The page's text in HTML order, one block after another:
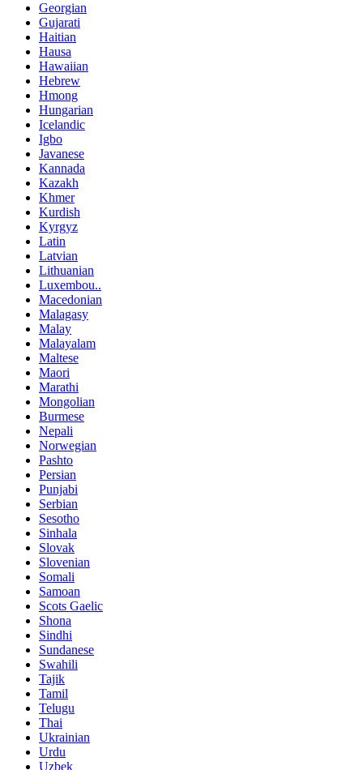
Georgian
Gujarati
Haitian
Hausa
Hawaiian
Hebrew
Hmong
Hungarian
Icelandic
Igbo
Javanese
Kannada
Kazakh
Khmer
Kurdish
Kyrgyz
Latin
Latvian
Lithuanian
Luxembou..
Macedonian
Malagasy
Malay
Malayalam
Maltese
Maori
Marathi
Mongolian
Burmese
Nepali
Norwegian
Pashto
Persian
Punjabi
Serbian
Sesotho
Sinhala
Slovak
Slovenian
Somali
Samoan
Scots Gaelic
Shona
Sindhi
Sundanese
Swahili
Tajik
Tamil
Telugu
Thai
Ukrainian
Urdu
Uzbek